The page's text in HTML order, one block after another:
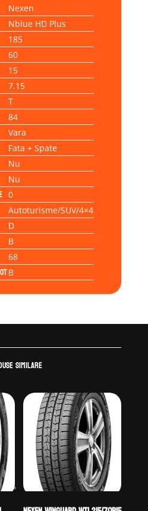
Nexen
Nblue HD Plus
185
60
15
7.15
T
84
Vara
Fata + Spate
Nu
Nu
0
Autoturisme/SUV/4×4
D
B
68
B
similare